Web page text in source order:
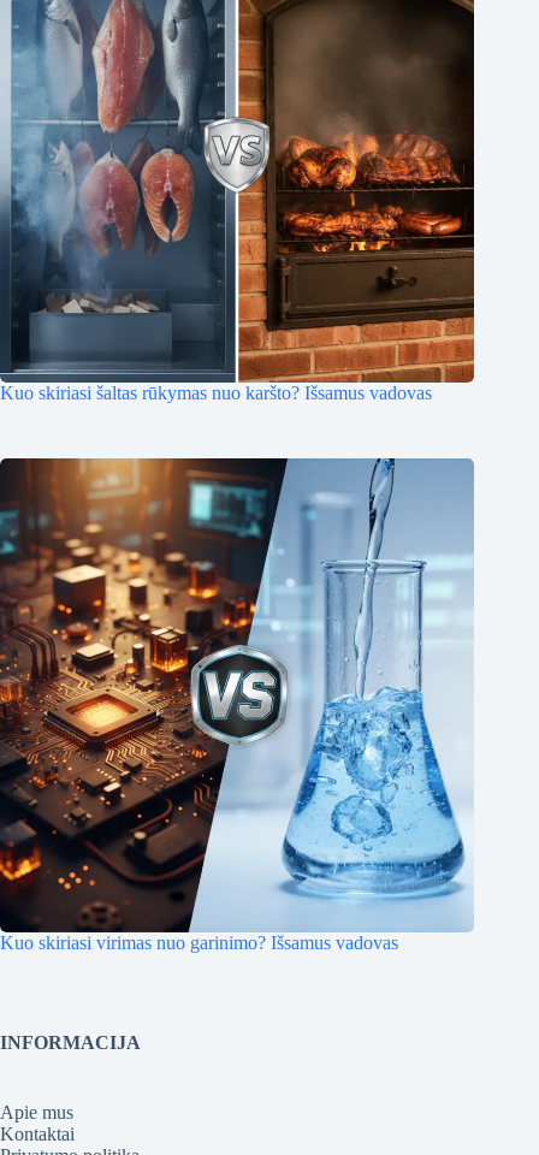
Kuo skiriasi šaltas rūkymas nuo karšto? Išsamus vadovas
Kuo skiriasi virimas nuo garinimo? Išsamus vadovas
INFORMACIJA
Apie mus
Kontaktai